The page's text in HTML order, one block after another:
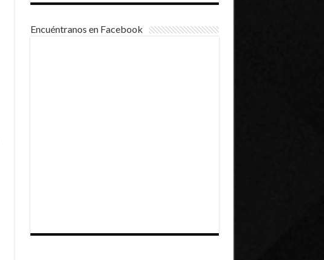
Encuéntranos en Facebook